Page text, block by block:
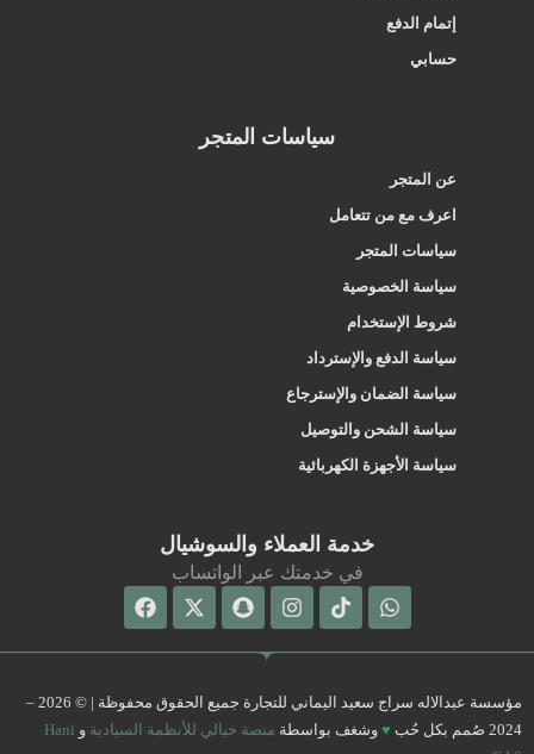
إتمام الدفع
حسابي
سياسات المتجر
عن المتجر
اعرف مع من تتعامل
سياسات المتجر
سياسة الخصوصية
شروط الإستخدام
سياسة الدفع والإسترداد
سياسة الضمان والإسترجاع
سياسة الشحن والتوصيل
سياسة الأجهزة الكهربائية
خدمة العملاء والسوشيال
في خدمتك عبر الواتساب
Whatsapp
Tiktok
Instagram
Snapchat
X-
twitter
Facebook
مؤسسة عبدالاله سراج سعيد اليماني للتجارة جميع الحقوق محفوظة | © 2026 –
2024 صُمم بكل حُب
♥ وشغف بواسطة منصة خيالي للأنظمة السيادية و Hani